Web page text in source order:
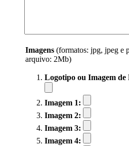
Imagens (formatos: jpg, jpeg e
arquivo: 2Mb)
Logotipo ou Imagem de
Imagem 1:
Imagem 2:
Imagem 3:
Imagem 4: